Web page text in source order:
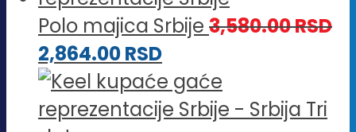
Polo majica Srbije 3,580.00RSD
2,864.00RSD